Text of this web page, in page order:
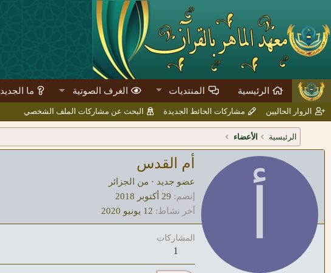
الرئيسية المنتديات الغرف الصوتية ما الجديد
الزوار الحاليين مشاركات الحائط الجديدة البحث عن مشاركات الملف الشخصي
الرئيسية الأعضاء
أم القدس
عضو جديد · من
الجزائر
إنضم
29 أكتوبر 2018
آخر نشاط
12 يونيو 2020
المشاركات
1